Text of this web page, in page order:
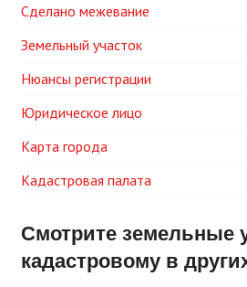
Сделано межевание
Земельный участок
Нюансы регистрации
Юридическое лицо
Карта города
Кадастровая палата
Смотрите земельные
кадастровому в